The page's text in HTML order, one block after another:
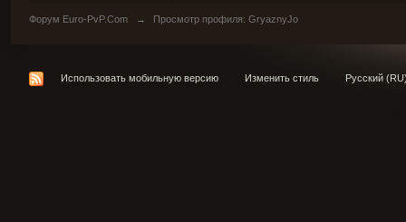
Форум Euro-PvP.Com → Просмотр профиля: GryaznyJo
Использовать мобильную версию Изменить стиль Русский